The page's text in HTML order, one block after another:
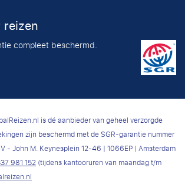
compleet beschermd.
is dé aanbieder van geheel verzorgde
zijn beschermd met de SGR-garantie nummer
- John M. Keynesplein 12-46 | 1066EP | Amsterdam
981 152(tijdens kantooruren van maandag t/m